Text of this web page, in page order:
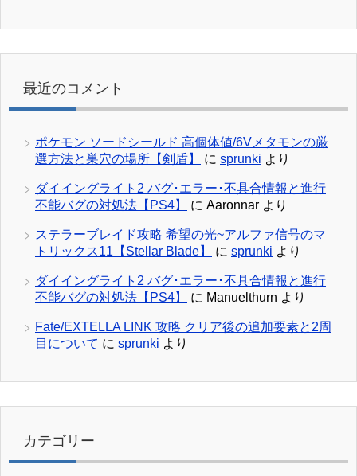
最近のコメント
ポケモン ソードシールド 高個体値/6Vメタモンの厳
選方法と巣穴の場所【剣盾】
に sprunki より
ダイイングライト2 バグ･エラー･不具合情報と進行
不能バグの対処法【PS4】
に Aaronnar より
ステラーブレイド攻略 希望の光~アルファ信号のマ
トリックス11【Stellar Blade】
に sprunki より
ダイイングライト2 バグ･エラー･不具合情報と進行
不能バグの対処法【PS4】
に Manuelthurn より
Fate/EXTELLA LINK 攻略 クリア後の追加要素と2周
目について に sprunki より
カテゴリー